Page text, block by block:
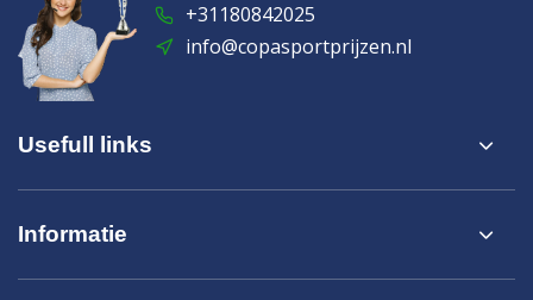
+31180842025
info@copasportprijzen.nl
Usefull links
Informatie